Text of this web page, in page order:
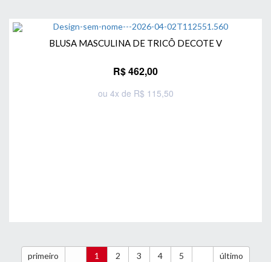
BLUSA MASCULINA DE TRICÔ DECOTE V
R$ 462,00
ou 4x de R$ 115,50
primeiro 1 2 3 4 5 último